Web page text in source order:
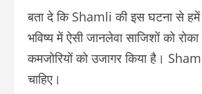
बता दे कि Shamli की इस घटना से हमें
भविष्य में ऐसी जानलेवा साजिशों को
कमजोरियों को उजागर किया है।
चाहिए।